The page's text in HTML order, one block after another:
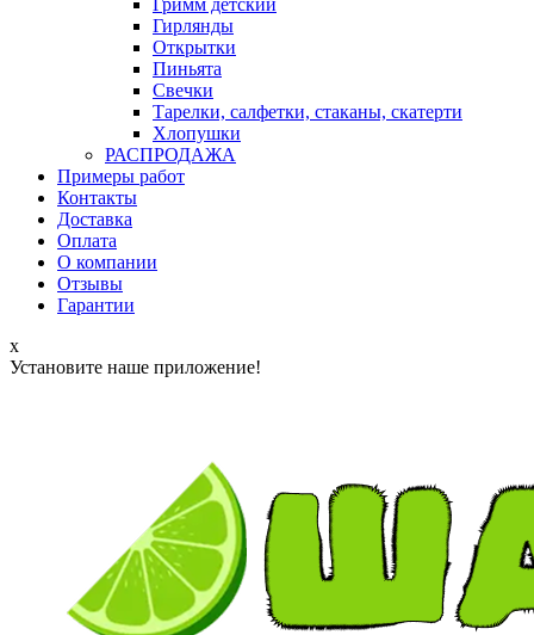
Гримм детский
Гирлянды
Открытки
Пиньята
Свечки
Тарелки, салфетки, стаканы, скатерти
Хлопушки
РАСПРОДАЖА
Примеры работ
Контакты
Доставка
Оплата
О компании
Отзывы
Гарантии
x
Установите наше приложение!